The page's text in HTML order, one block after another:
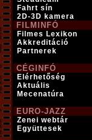
Fahrt sín
2D-3D kamera
FILMINFÓ
Filmes Lexikon
Akkreditáció
Partnerek
CÉGINFÓ
Elérhetőség
Aktuális
Mecenatúra
EURO-JAZZ
Zenei webtár
Együttesek